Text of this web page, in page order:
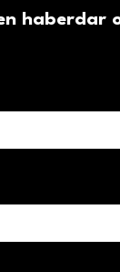
haberdar